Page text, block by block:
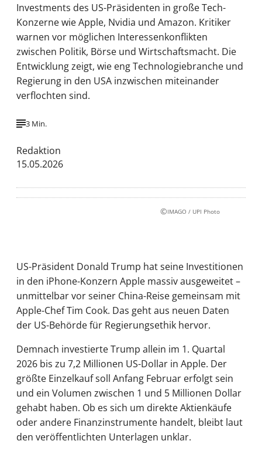
Investments des US-Präsidenten in große Tech-
Konzerne wie Apple, Nvidia und Amazon. Kritiker
warnen vor möglichen Interessenkonflikten
zwischen Politik, Börse und Wirtschaftsmacht. Die
Entwicklung zeigt, wie eng Technologiebranche und
Regierung in den USA inzwischen miteinander
verflochten sind.
3 Min.
Redaktion
15.05.2026
©IMAGO / UPI Photo
US-Präsident Donald Trump hat seine Investitionen
in den iPhone-Konzern Apple massiv ausgeweitet –
unmittelbar vor seiner China-Reise gemeinsam mit
Apple-Chef Tim Cook. Das geht aus neuen Daten
der US-Behörde für Regierungsethik hervor.
Demnach investierte Trump allein im 1. Quartal
2026 bis zu 7,2 Millionen US-Dollar in Apple. Der
größte Einzelkauf soll Anfang Februar erfolgt sein
und ein Volumen zwischen 1 und 5 Millionen Dollar
gehabt haben. Ob es sich um direkte Aktienkäufe
oder andere Finanzinstrumente handelt, bleibt laut
den veröffentlichten Unterlagen unklar.